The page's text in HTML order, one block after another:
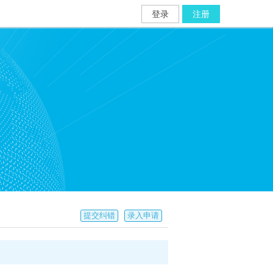
登录 注册
提交纠错 录入申请